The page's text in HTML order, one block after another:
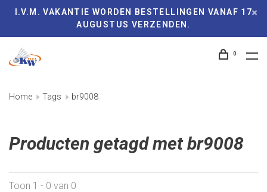
I.V.M. VAKANTIE WORDEN BESTELLINGEN VANAF 17
AUGUSTUS VERZENDEN.
0
Home Tags br9008
Producten getagd met br9008
Toon 1 - 0 van 0